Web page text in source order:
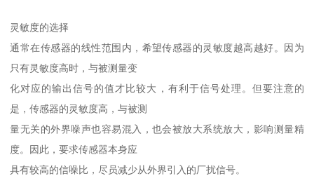
灵敏度的选择
通常在传感器的线性范围内，希望传感器的灵敏度越高越好。因为
只有灵敏度高时，与被测量变
化对应的输出信号的值才比较大，有利于信号处理。但要注意的
是，传感器的灵敏度高，与被测
量无关的外界噪声也容易混入，也会被放大系统放大，影响测量精
度。因此，要求传感器本身应
具有较高的信噪比，尽员减少从外界引入的厂扰信号。